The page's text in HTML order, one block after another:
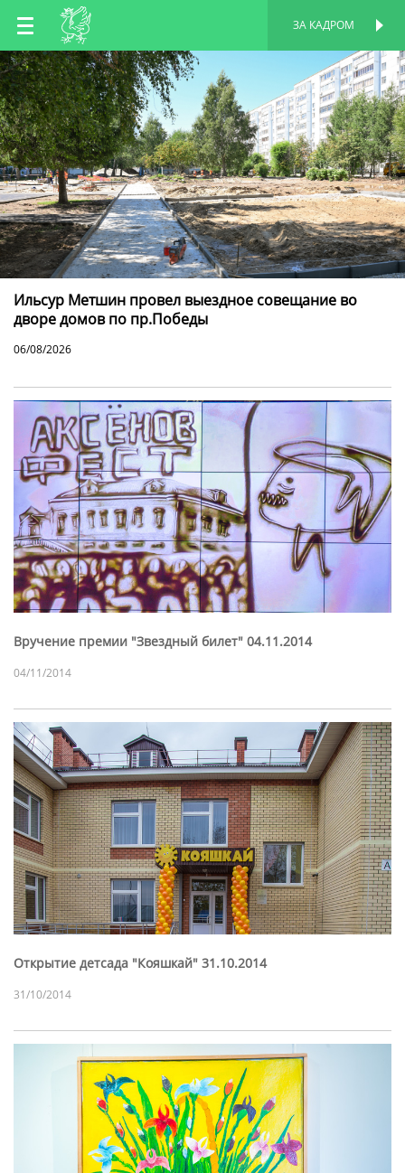
RU
EN
TT
ЗА КАДРОМ
Ильсур Метшин провел выездное совещание во
дворе домов по пр.Победы
06/08/2026
Вручение премии "Звездный билет" 04.11.2014
04/11/2014
Открытие детсада "Кояшкай" 31.10.2014
31/10/2014
ПЕРСОНАЛЬНАЯ
СТРАНИЦА